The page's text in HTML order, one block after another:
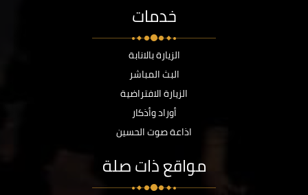
خدمات
الزيارة بالانابة
البث المباشر
الزيارة الافتراضية
أوراد وأذكار
اذاعة صوت الحسين
مواقع ذات صلة